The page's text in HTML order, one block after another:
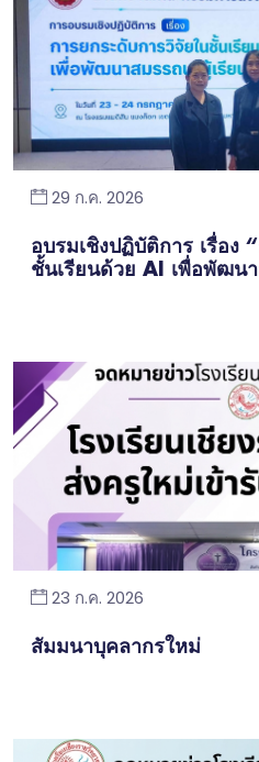
29 ก.ค. 2026
อบรมเชิงปฏิบัติการ เรื่อง
ชั้นเรียนด้วย AI เพื่อพัฒน
23 ก.ค. 2026
สัมมนาบุคลากรใหม่